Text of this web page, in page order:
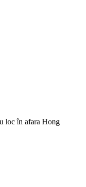
loc în afara Hong